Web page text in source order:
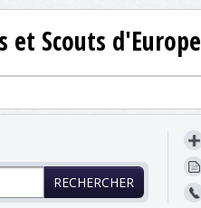
et Scouts d'Europe
RECHERCHER